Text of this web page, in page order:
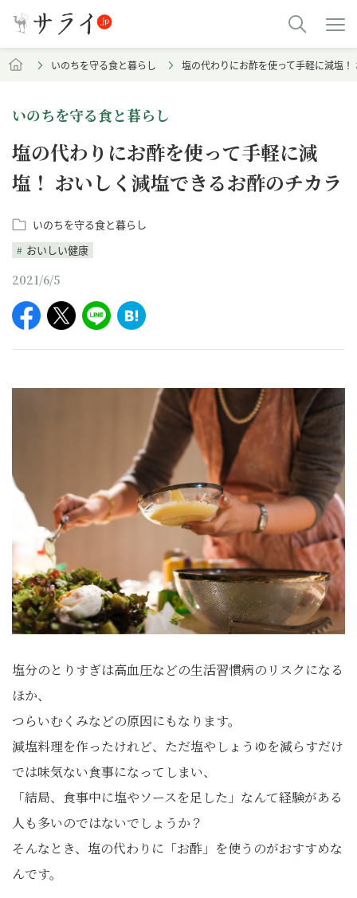
いのちを守る食と暮らし 塩の代わりにお酢を使って手軽に減塩
いのちを守る食と暮らし
塩の代わりにお酢を使って手軽に減
塩！ おいしく減塩できるお酢のチカラ
いのちを守る食と暮らし
おいしい健康
2021/6/5
塩分のとりすぎは高血圧などの生活習慣病のリスクになる
ほか、
つらいむくみなどの原因にもなります。
減塩料理を作ったけれど、ただ塩やしょうゆを減らすだけ
では味気ない食事になってしまい、
「結局、食事中に塩やソースを足した」なんて経験がある
人も多いのではないでしょうか？
そんなとき、塩の代わりに「お酢」を使うのがおすすめな
んです。